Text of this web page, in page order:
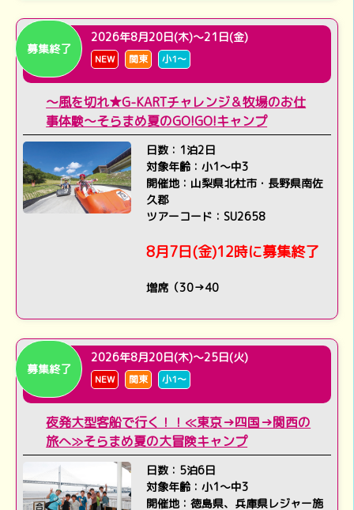
募集終了
2026年8月20日(木)～21日(金)
NEW 関東 小1～
～風を切れ★G-KARTチャレンジ＆牧場のお仕
事体験～そらまめ夏のGO!GO!キャンプ
日数：1泊2日
対象年齢：小1～中3
開催地：山梨県北杜市・長野県南佐
久郡
ツアーコード：SU2658
8月7日(金)12時に募集終了
増席（30→40
募集終了
2026年8月20日(木)～25日(火)
NEW 関東 小1～
夜発大型客船で行く！！≪東京→四国→関西の
旅へ≫そらまめ夏の大冒険キャンプ
日数：5泊6日
対象年齢：小1～中3
開催地：徳島県、兵庫県レジャー施